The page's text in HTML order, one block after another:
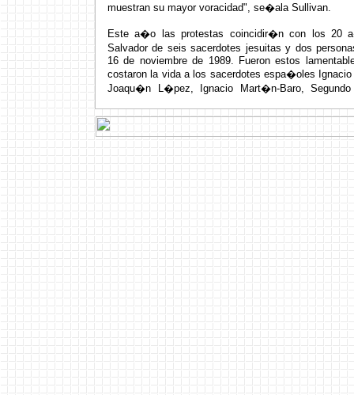
muestran su mayor voracidad", se�ala Sullivan.
Este a�o las protestas coincidir�n con los 20
Salvador de seis sacerdotes jesuitas y dos
16 de noviembre de 1989. Fueron estos
costaron la vida a los sacerdotes espa�oles
Joaqu�n L�pez, Ignacio Mart�n-Baro,
al movimiento SOAW cuando su fundador, el
descubri� los v�nculos de la Escuela de las